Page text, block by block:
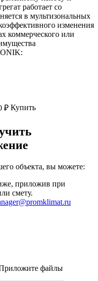
работает со
в мультизональных
изменения
коммерческого или
₽ Купить
объекта, вы можете:
приложив при
смету.
файлы